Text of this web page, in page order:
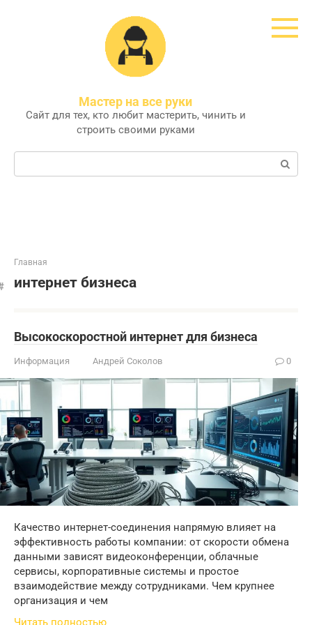
Мастер на все руки
Сайт для тех, кто любит мастерить, чинить и
строить своими руками
Поиск:
Главная
интернет бизнеса
Высокоскоростной интернет для бизнеса
Информация Андрей Соколов 0
Качество интернет-соединения напрямую влияет на
эффективность работы компании: от скорости обмена
данными зависят видеоконференции, облачные
сервисы, корпоративные системы и простое
взаимодействие между сотрудниками. Чем крупнее
организация и чем